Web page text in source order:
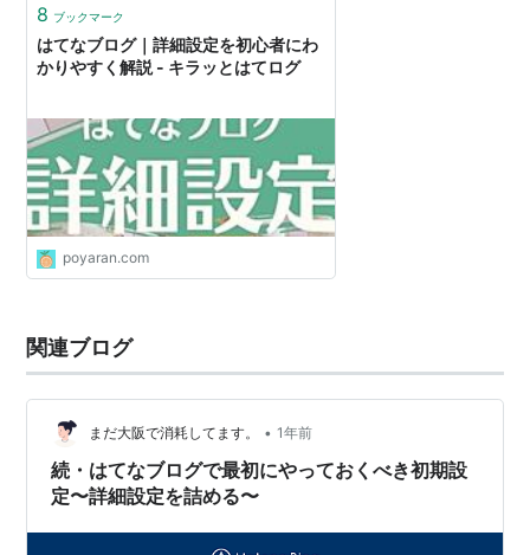
8 ブックマーク
はてなブログ｜詳細設定を初心者にわ
かりやすく解説 - キラッとはてログ
poyaran.com
関連ブログ
まだ大阪で消耗してます。 • 1年前
続・はてなブログで最初にやっておくべき初期設
定〜詳細設定を詰める〜